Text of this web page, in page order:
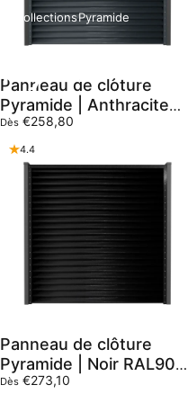
CollectionsPyramide
Pyramide
Panneau de clôture
Pyramide | Anthracite
RAL7016
Dès €258,80
4.4
Panneau de clôture
Pyramide | Noir RAL9005
Hi-Mat
Dès €273,10